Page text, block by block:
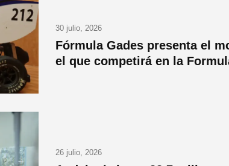
30 julio, 2026
Fórmula Gades presenta el
el que competirá en la
26 julio, 2026